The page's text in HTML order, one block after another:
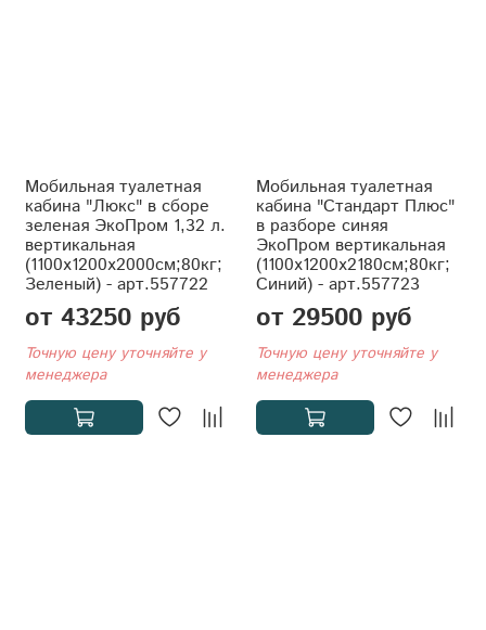
Мобильная туалетная
кабина "Люкс" в сборе
зеленая ЭкоПром 1,32 л.
вертикальная
(1100x1200x2000см;80кг;
Зеленый) - арт.557722
от 43250 руб
Точную цену уточняйте у
менеджера
Мобильная туалетная
кабина "Стандарт Плюс"
в разборе синяя
ЭкоПром вертикальная
(1100x1200x2180см;80кг;
Синий) - арт.557723
от 29500 руб
Точную цену уточняйте у
менеджера